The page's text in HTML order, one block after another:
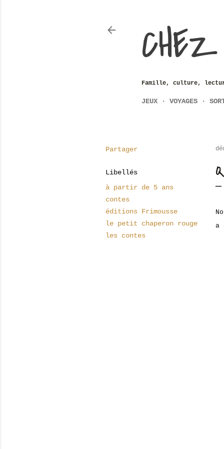
Famille, culture,
JEUX VOYAGES
Partager
Libellés
à partir de 5 ans
contes
éditions Frimousse
le petit chaperon rouge
les contes
a